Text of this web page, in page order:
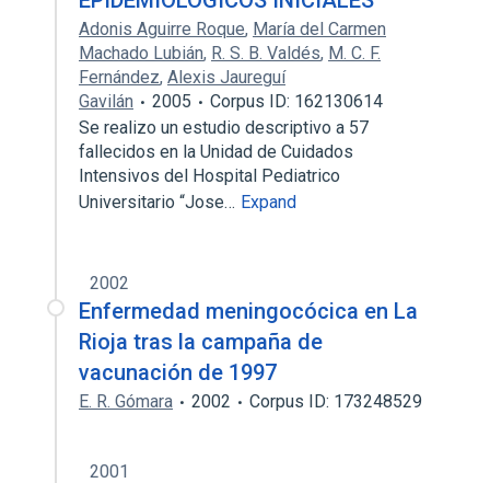
Adonis Aguirre Roque, María del Carmen
Machado Lubián, R. S. B. Valdés, M. C. F.
Fernández, Alexis Jaureguí
Gavilán
2005
Corpus ID: 162130614
Se realizo un estudio descriptivo a 57
fallecidos en la Unidad de Cuidados
Intensivos del Hospital Pediatrico
Universitario “Jose… Expand
2002
Enfermedad meningocócica en La
Rioja tras la campaña de
vacunación de 1997
E. R. Gómara 2002 Corpus ID: 173248529
2001